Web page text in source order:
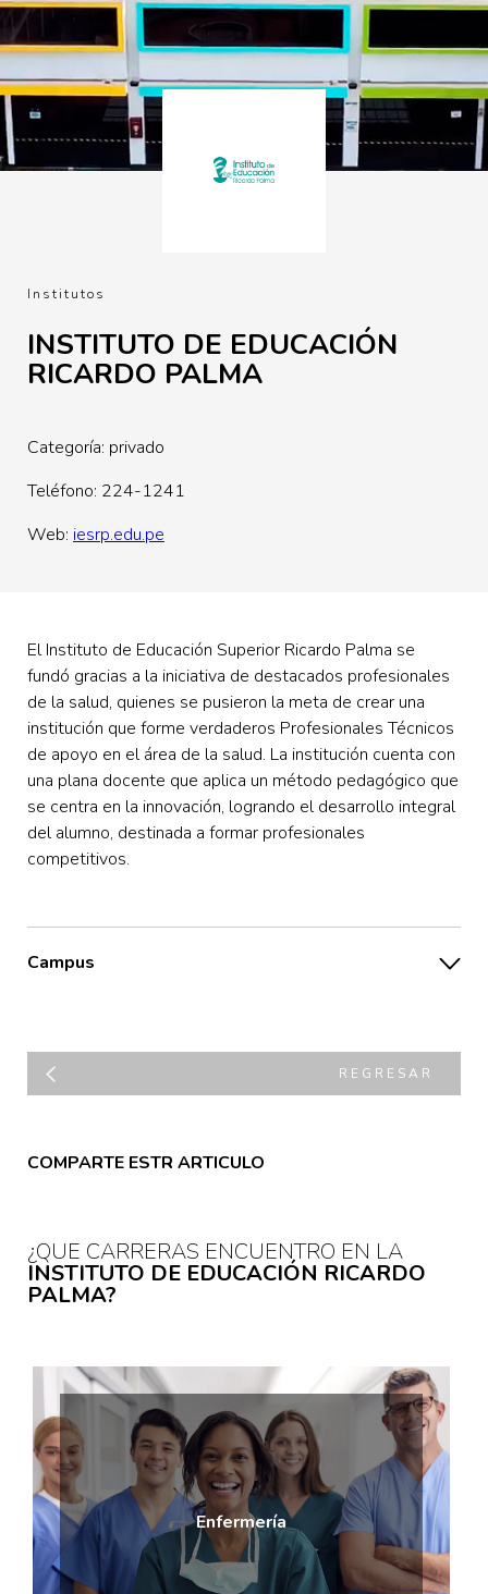
Institutos
INSTITUTO DE EDUCACIÓN
RICARDO PALMA
Categoría: privado
Teléfono: 224-1241
Web: iesrp.edu.pe
El Instituto de Educación Superior Ricardo Palma se
fundó gracias a la iniciativa de destacados profesionales
de la salud, quienes se pusieron la meta de crear una
institución que forme verdaderos Profesionales Técnicos
de apoyo en el área de la salud. La institución cuenta con
una plana docente que aplica un método pedagógico que
se centra en la innovación, logrando el desarrollo integral
del alumno, destinada a formar profesionales
competitivos.
Campus
REGRESAR
COMPARTE ESTR ARTICULO
¿QUE CARRERAS ENCUENTRO EN LA
INSTITUTO DE EDUCACIÓN RICARDO
PALMA?
Enfermería